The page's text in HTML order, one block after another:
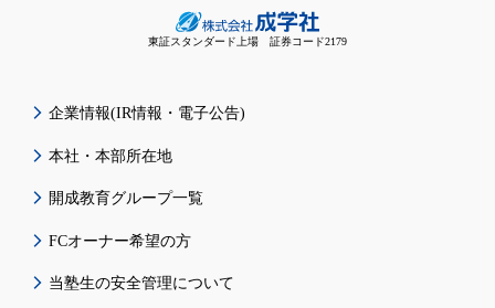
東証スタンダード上場 証券コード2179
企業情報(IR情報・電子公告)
本社・本部所在地
開成教育グループ一覧
FCオーナー希望の方
当塾生の安全管理について